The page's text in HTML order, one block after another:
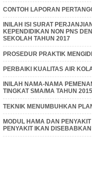
CONTOH LAPORAN
INILAH ISI SURAT
KEPENDIDIKAN NON PNS
SEKOLAH TAHUN 2017
PROSEDUR PRAKTIK
PERBAIKI KUALITAS AIR
INILAH NAMA-NAMA
TINGKAT SMA/MA TAHUN 2015
TEKNIK MENUMBUHKAN
MODUL HAMA DAN
PENYAKIT IKAN